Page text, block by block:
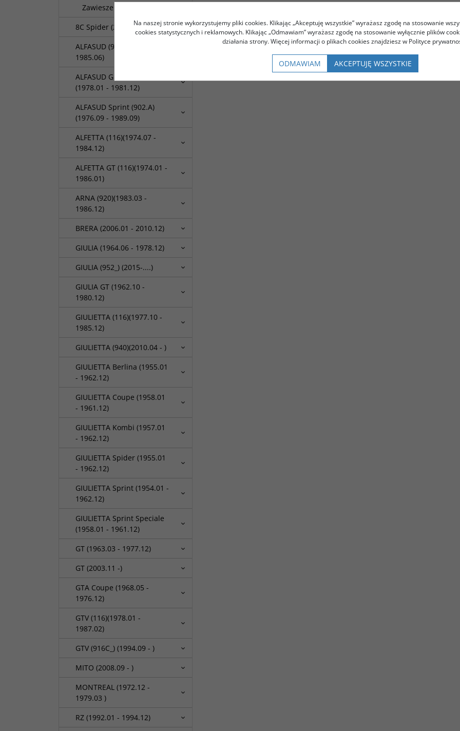
Zawieszenie
8C Spider (2008.01 - )
ALFASUD (901)(1972.06 -
1985.06)
ALFASUD Giardinetta (904)
(1978.01 - 1981.12)
ALFASUD Sprint (902.A)
(1976.09 - 1989.09)
ALFETTA (116)(1974.07 -
1984.12)
ALFETTA GT (116)(1974.01 -
1986.01)
ARNA (920)(1983.03 -
1986.12)
BRERA (2006.01 - 2010.12)
GIULIA (1964.06 - 1978.12)
GIULIA (952_) (2015-....)
GIULIA GT (1962.10 -
1980.12)
GIULIETTA (116)(1977.10 -
1985.12)
GIULIETTA (940)(2010.04 - )
GIULIETTA Berlina (1955.01
- 1962.12)
GIULIETTA Coupe (1958.01
- 1961.12)
GIULIETTA Kombi (1957.01
- 1962.12)
GIULIETTA Spider (1955.01
- 1962.12)
GIULIETTA Sprint (1954.01 -
1962.12)
GIULIETTA Sprint Speciale
(1958.01 - 1961.12)
GT (1963.03 - 1977.12)
GT (2003.11 -)
GTA Coupe (1968.05 -
1976.12)
GTV (116)(1978.01 -
1987.02)
GTV (916C_) (1994.09 - )
MITO (2008.09 - )
MONTREAL (1972.12 -
1979.03 )
RZ (1992.01 - 1994.12)
Na naszej stronie wykorzystujemy pliki cookies. Klikając „Akceptuję wszystkie” wyrażasz zgodę na stosowanie
cookies statystycznych i reklamowych. Klikając „Odmawiam” wyrażasz zgodę na stosowanie wyłącznie plików
działania strony. Więcej informacji o plikach cookies znajdziesz w Polityce
ODMAWIAM AKCEPTUJĘ WSZYSTKIE